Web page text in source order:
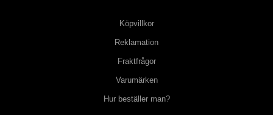
Köpvillkor
Reklamation
Fraktfrågor
Varumärken
Hur beställer man?